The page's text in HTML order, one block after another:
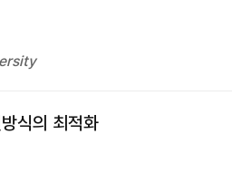
식의 최적화